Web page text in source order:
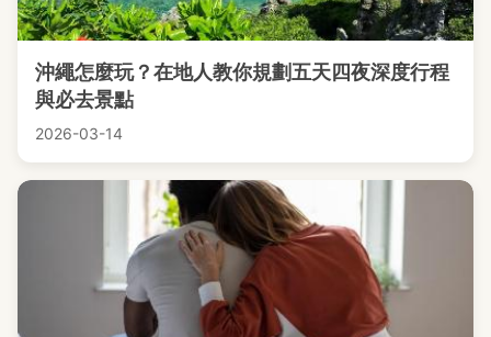
沖繩怎麼玩？在地人教你規劃五天四夜深度行程
與必去景點
2026-03-14